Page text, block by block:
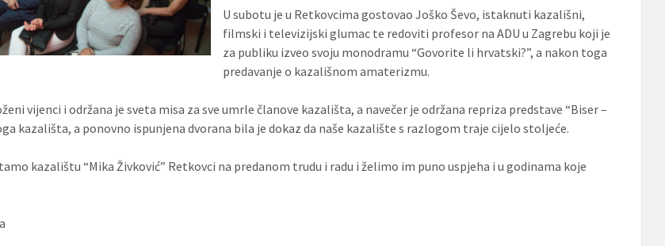
U subotu je u Retkovcima gostovao Joško Ševo, istaknuti kazališni,
filmski i televizijski glumac te redoviti profesor na ADU u Zagrebu koji je
za publiku izveo svoju monodramu “Govorite li hrvatski?”, a nakon toga
predavanje o kazališnom amaterizmu.
vijenci i održana je sveta misa za sve umrle članove kazališta, a navečer je održana repriza predstave “Biser –
kazališta, a ponovno ispunjena dvorana bila je dokaz da naše kazalište s razlogom traje cijelo stoljeće.
kazalištu “Mika Živković” Retkovci na predanom trudu i radu i želimo im puno uspjeha i u godinama koje